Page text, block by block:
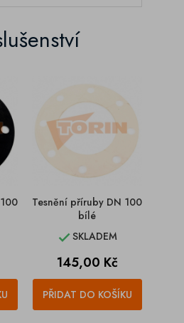
Tesnění příruby DN 100
bílé
SKLADEM
Cena
145,00 Kč
PŘIDAT DO KOŠÍKU